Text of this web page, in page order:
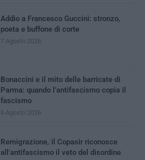
Addio a Francesco Guccini: stronzo,
poeta e buffone di corte
7 Agosto 2026
Bonaccini e il mito delle barricate di
Parma: quando l’antifascismo copia il
fascismo
6 Agosto 2026
Remigrazione, il Copasir riconosce
all’antifascismo il veto del disordine